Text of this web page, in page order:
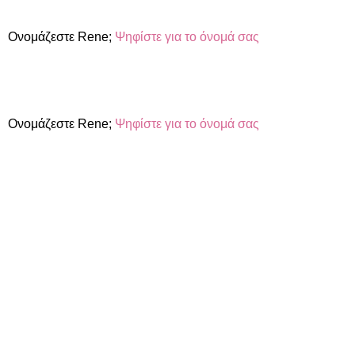
Ονομάζεστε Rene; Ψηφίστε για το όνομά σας
Ονομάζεστε Rene; Ψηφίστε για το όνομά σας